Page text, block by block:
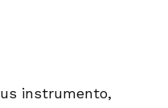
instrumento,